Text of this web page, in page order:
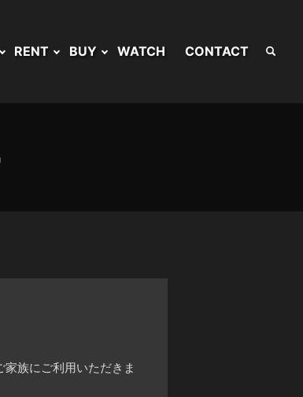
RENT BUY WATCH CONTACT
族にご利用いただきま